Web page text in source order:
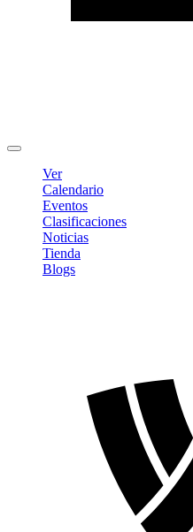
Ver
Calendario
Eventos
Clasificaciones
Noticias
Tienda
Blogs